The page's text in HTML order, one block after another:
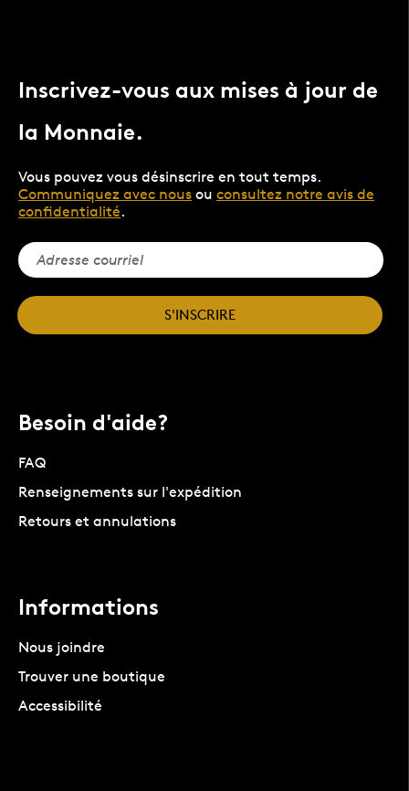
Inscrivez-vous aux mises à jour de
la Monnaie.
Vous pouvez vous désinscrire en tout temps.
Communiquez avec nous ou consultez notre avis de
confidentialité.
S'INSCRIRE
Besoin d'aide?
FAQ
Renseignements sur l'expédition
Retours et annulations
Informations
Nous joindre
Trouver une boutique
Accessibilité